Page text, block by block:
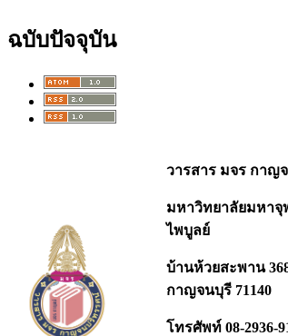
ฉบับปัจจุบัน
วารสาร มจร กาญ
มหาวิทยาลัยมหา
ไพบูลย์
บ้านห้วยสะพาน
กาญจนบุรี 71140
โทรศัพท์ 08-2936-